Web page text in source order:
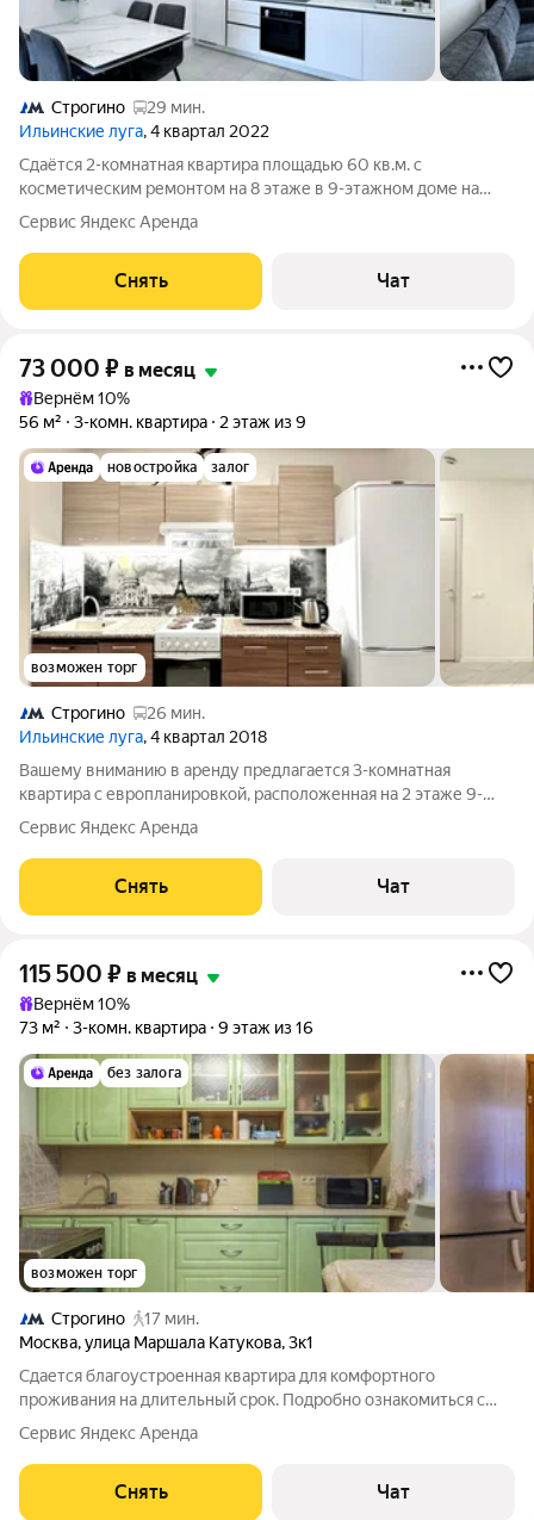
Строгино
29 мин.
Ильинские луга, 4 квартал 2022
Сдаётся 2-комнатная квартира площадью 60 кв.м. с
косметическим ремонтом на 8 этаже в 9-этажном доме на
срок от 11 месяцев. Из техники есть: Телевизор Духовой шкаф
Стиральная машина Холодильник Посудомоечная машина
Кондиционер Микроволновка Дом
Сервис Яндекс Аренда
Снять Чат
73 000 ₽ в месяц
Вернём 10%
56 м²
3-комн. квартира 2 этаж из 9
новостройка залог
возможен торг
Строгино
26 мин.
Ильинские луга, 4 квартал 2018
Вашему вниманию в аренду предлагается 3-комнатная
квартира с европланировкой, расположенная на 2 этаже 9-
этажного дома. Квартира имеет все необходимые удобства
для комфортного проживания. О КВАРТИРЕ Выполнен
качественный евроремонт. Удобная
Сервис Яндекс Аренда
Снять Чат
115 500 ₽ в месяц
Вернём 10%
73 м²
3-комн. квартира 9 этаж из 16
без залога
возможен торг
Строгино
17 мин.
Москва,улица Маршала Катукова,3к1
Сдается благоустроенная квартира для комфортного
проживания на длительный срок. Подробно ознакомиться с
обустройством можно по фото. Из окон открывается вид на
развитый район. Есть места для сна, работы, обеденная зона и
сан.узел. Вокруг дома
Сервис Яндекс Аренда
Снять Чат